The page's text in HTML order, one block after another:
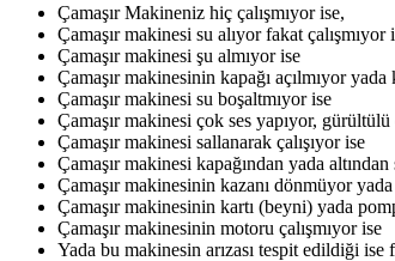
Çamaşır Makineniz hiç çalışmıyor ise,
Çamaşır makinesi su alıyor fakat çalışmıyor
Çamaşır makinesi şu almıyor ise
Çamaşır makinesinin kapağı açılmıyor yada
Çamaşır makinesi su boşaltmıyor ise
Çamaşır makinesi çok ses yapıyor, gürültülü
Çamaşır makinesi sallanarak çalışıyor ise
Çamaşır makinesi kapağından yada altından
Çamaşır makinesinin kazanı dönmüyor
Çamaşır makinesinin kartı (beyni) yada
Çamaşır makinesinin motoru çalışmıyor ise
Yada bu makinesin arızası tespit edildiği